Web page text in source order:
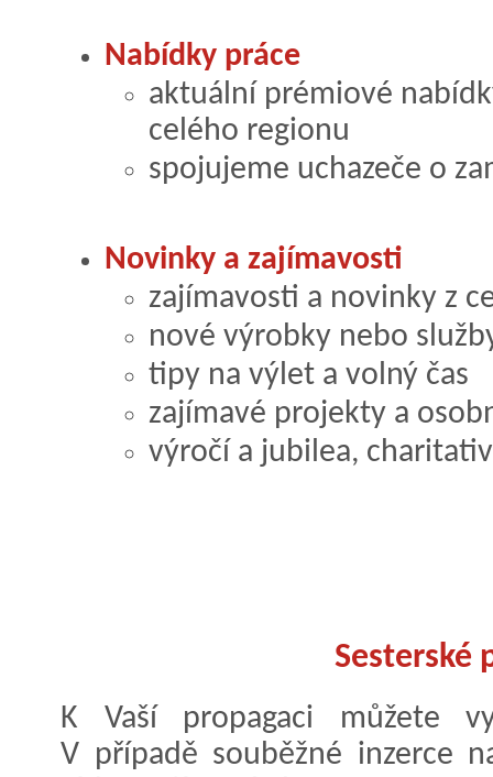
Nabídky práce
aktuální prémiové
celého regionu
spojujeme uchazeče o
Novinky a zajímavosti
zajímavosti a novinky z
nové výrobky nebo
tipy na výlet a volný čas
zajímavé projekty a
výročí a jubilea,
Sesterské
K Vaší propagaci můžete
V případě souběžné inzerce